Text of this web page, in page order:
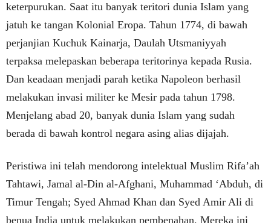
keterpurukan. Saat itu banyak teritori dunia Islam yang
jatuh ke tangan Kolonial Eropa. Tahun 1774, di bawah
perjanjian Kuchuk Kainarja, Daulah Utsmaniyyah
terpaksa melepaskan beberapa teritorinya kepada Rusia.
Dan keadaan menjadi parah ketika Napoleon berhasil
melakukan invasi militer ke Mesir pada tahun 1798.
Menjelang abad 20, banyak dunia Islam yang sudah
berada di bawah kontrol negara asing alias dijajah.
Peristiwa ini telah mendorong intelektual Muslim Rifa’ah
Tahtawi, Jamal al-Din al-Afghani, Muhammad ‘Abduh, di
Timur Tengah; Syed Ahmad Khan dan Syed Amir Ali di
benua India untuk melakukan pembenahan. Mereka ini